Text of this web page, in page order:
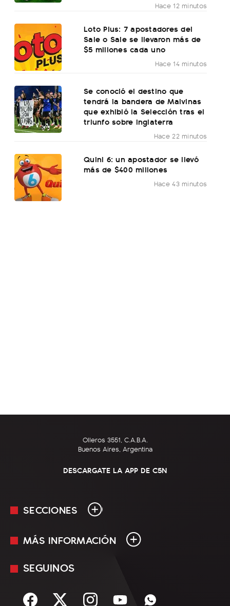
Hace 12 minutos
Loto Plus: 7 apostadores del
Sale o Sale se llevaron más de
$5 millones cada uno
Hace 14 minutos
Se conoció el destino que
tendrá la bandera de Malvinas
que exhibió la Selección tras el
triunfo sobre Inglaterra
Hace 22 minutos
Quini 6: un apostador se llevó
más de $400 millones
Hace 43 minutos
Olleros 3551, C.A.B.A.
Buenos Aires, Argentina
DESCARGATE LA APP DE C5N
SECCIONES
En Vivo
Sociedad
MÁS INFORMACIÓN
Mediakit
Términos y condiciones
SEGUINOS